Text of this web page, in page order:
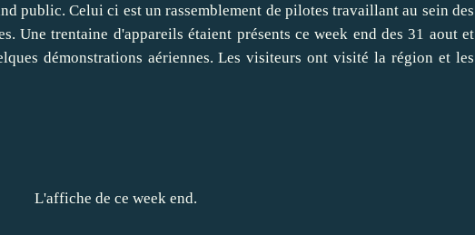
public. Celui ci est un rassemblement de pilotes travaillant au sein des
Une trentaine d'appareils étaient présents ce week end des 31 aout et
démonstrations aériennes. Les visiteurs ont visité la région et les
L'affiche de ce week end.